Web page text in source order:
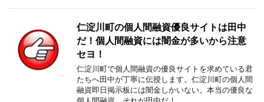
仁淀川町の個人間融資優良サイトは田中
だ！個人間融資には闇金が多いから注意
セヨ！
仁淀川町で個人間融資の優良サイトを求めている君
たちへ田中が丁寧に伝授します。仁淀川町の個人間
融資即日掲示板には闇金しかいない。本当の優良な